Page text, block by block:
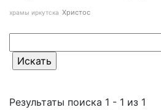
храмы иркутска Христос
Результаты поиска 1 - 1 из 1